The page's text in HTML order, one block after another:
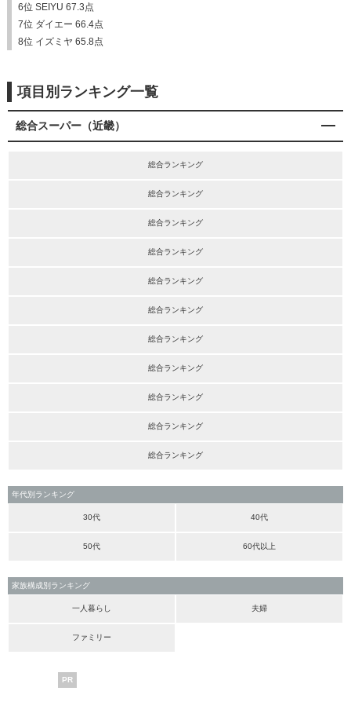
6位 SEIYU 67.3点
7位 ダイエー 66.4点
8位 イズミヤ 65.8点
項目別ランキング一覧
総合スーパー（近畿）
総合ランキング
総合ランキング
総合ランキング
総合ランキング
総合ランキング
総合ランキング
総合ランキング
総合ランキング
総合ランキング
総合ランキング
総合ランキング
年代別ランキング
30代 40代
50代 60代以上
家族構成別ランキング
一人暮らし 夫婦
ファミリー
PR